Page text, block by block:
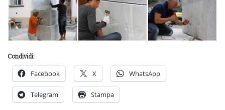
Condividi:
Facebook X WhatsApp
Telegram Stampa